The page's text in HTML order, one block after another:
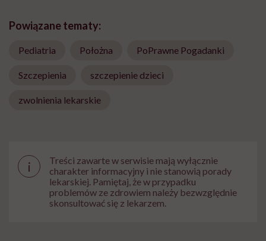
Powiązane tematy:
Pediatria Położna PoPrawne Pogadanki
Szczepienia szczepienie dzieci
zwolnienia lekarskie
i
Treści zawarte w serwisie mają wyłącznie
charakter informacyjny i nie stanowią porady
lekarskiej. Pamiętaj, że w przypadku
problemów ze zdrowiem należy bezwzględnie
skonsultować się z lekarzem.